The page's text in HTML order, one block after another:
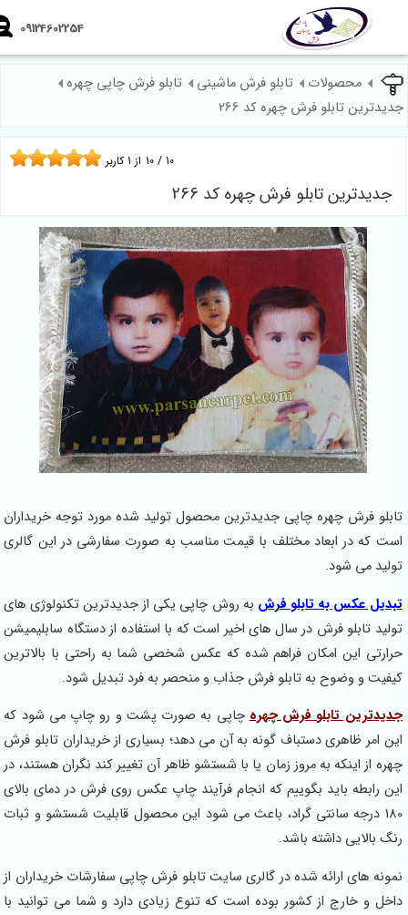
09124602254
محصولات تابلو فرش ماشینی
تابلو فرش چاپی چهره
تابلو فرش چهره کد 266
تابلو فرش چهره کد 266
10 از کاربر
فرش چهره چاپی جدیدترین محصول تولید شده مورد توجه خریداران
که در ابعاد مختلف با قیمت مناسب به صورت سفارشی در این گالری
می شود.
عکس به تابلو فرشبه روش چاپی یکی از جدیدترین تکنولوژی های
تابلو فرش در سال های اخیر است که با استفاده از دستگاه سابلیمیشن
این امکان فراهم شده که عکس شخصی شما به راحتی با بالاترین
و وضوح به تابلو فرش جذاب و منحصر به فرد تبدیل شود.
تابلو فرش چهرهچاپی به صورت پشت و رو چاپ می شود که
ظاهری دستباف گونه به آن می دهد؛ بسیاری از خریداران تابلو فرش
از اینکه به مروز زمان یا با شستشو ظاهر آن تغییر کند نگران هستند، در
باید بگوییم که انجام فرآیند چاپ عکس روی فرش در دمای بالای
درجه سانتی گراد، باعث می شود این محصول قابلیت شستشو و ثبات
داشته باشد.
های ارائه شده در گالری سایت تابلو فرش چاپی سفارشات خریداران از
و خارج از کشور بوده است که تنوع زیادی دارد و شما می توانید با